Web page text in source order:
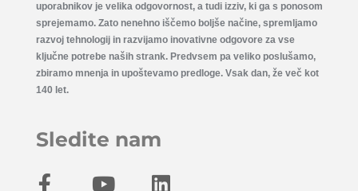
uporabnikov je velika odgovornost, a tudi izziv, ki ga s ponosom
sprejemamo. Zato nenehno iščemo boljše načine, spremljamo
razvoj tehnologij in razvijamo inovativne odgovore za vse
ključne potrebe naših strank. Predvsem pa veliko poslušamo,
zbiramo mnenja in upoštevamo predloge. Vsak dan, že več kot
140 let.
Sledite nam